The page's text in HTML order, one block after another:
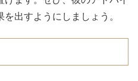
出すようにしましょう。